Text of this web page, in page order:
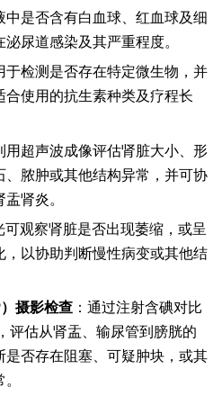
中是否含有白血球、红血球及细
尿道感染及其严重程度。
于检测是否存在特定微生物，并
合使用的抗生素种类及疗程长
用超声波成像评估肾脏大小、形
、脓肿或其他结构异常，并可协
肾炎。
可观察肾脏是否出现萎缩，或呈
，以协助判断慢性病变或其他结
）摄影检查 ：通过注射含碘对比
评估从肾盂、输尿管到膀胱的
是否存在阻塞、可疑肿块，或其